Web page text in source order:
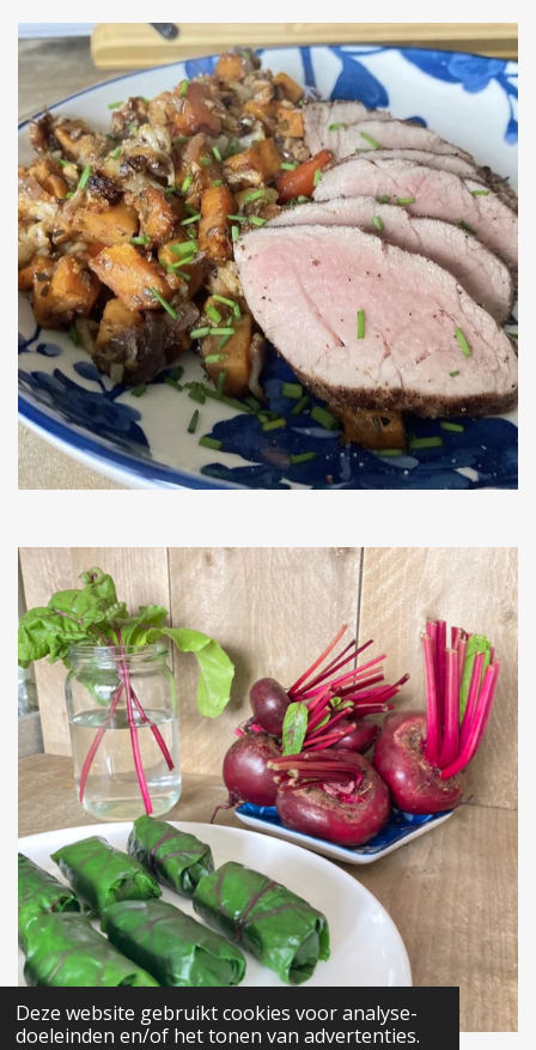
Deze website gebruikt cookies voor analyse-
doeleinden en/of het tonen van advertenties.